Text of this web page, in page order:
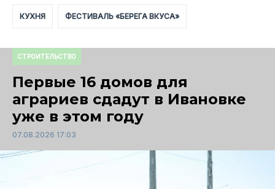
КУХНЯ ФЕСТИВАЛЬ «БЕРЕГА ВКУСА»
СТРОИТЕЛЬСТВО
Первые 16 домов для
аграриев сдадут в Ивановке
уже в этом году
07.08.2026 17:03